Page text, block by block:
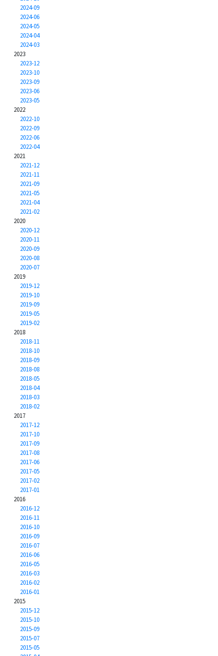
2024-09
2024-06
2024-05
2024-04
2024-03
2023
2023-12
2023-10
2023-09
2023-06
2023-05
2022
2022-10
2022-09
2022-06
2022-04
2021
2021-12
2021-11
2021-09
2021-05
2021-04
2021-02
2020
2020-12
2020-11
2020-09
2020-08
2020-07
2019
2019-12
2019-10
2019-09
2019-05
2019-02
2018
2018-11
2018-10
2018-09
2018-08
2018-05
2018-04
2018-03
2018-02
2017
2017-12
2017-10
2017-09
2017-08
2017-06
2017-05
2017-02
2017-01
2016
2016-12
2016-11
2016-10
2016-09
2016-07
2016-06
2016-05
2016-03
2016-02
2016-01
2015
2015-12
2015-10
2015-09
2015-07
2015-05